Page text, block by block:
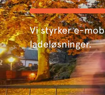
Vi styrker e-
ladeløsninger.